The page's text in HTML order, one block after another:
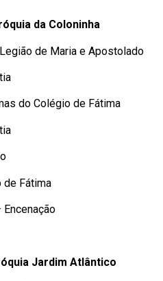
da Coloninha
de Maria e Apostolado
do Colégio de Fátima
de Fátima
Jardim Atlântico